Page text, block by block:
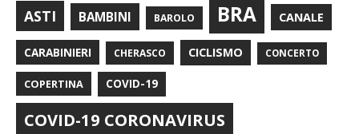
ASTI BAMBINI BAROLO BRA CANALE
CARABINIERI CHERASCO CICLISMO CONCERTO
COPERTINA COVID-19
COVID-19 CORONAVIRUS